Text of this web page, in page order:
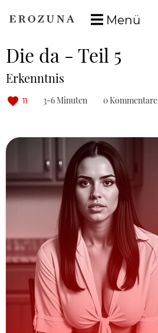
Menü
Die da - Teil 5
Erkenntnis
11 3-6 Minuten 0 Kommentare